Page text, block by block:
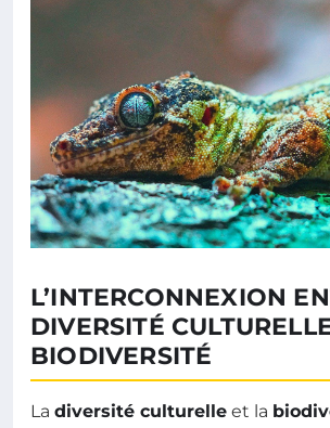
L’INTERCONNEXION
DIVERSITÉ
BIODIVERSITÉ
La diversité culturelle et la